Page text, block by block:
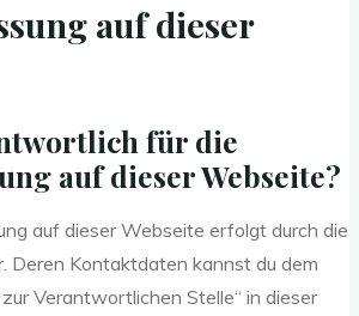
auf dieser
für die
auf dieser Webseite?
auf dieser Webseite erfolgt durch die
Deren Kontaktdaten kannst du dem
Verantwortlichen Stelle“ in dieser